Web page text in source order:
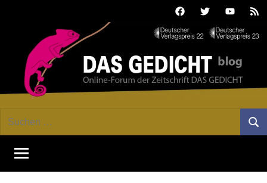
FacebookTwitterYoutube
GEDICHT
blog
Forum
von
DAS
Suchen